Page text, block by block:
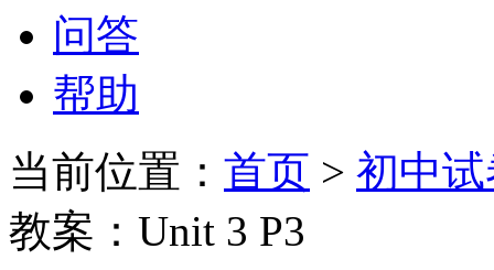
问答
帮助
当前位置： 首页 > 初中
教案：Unit 3 P3